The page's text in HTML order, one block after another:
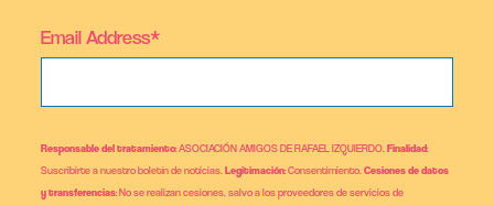
Email Address*
Responsable del tratamiento: ASOCIACIÓN AMIGOS DE RAFAEL IZQUIERDO.Finalidad:
Suscribirte a nuestro boletín de noticias.Legitimación: Consentimiento.Cesiones de datos
y transferencias: No se realizan cesiones, salvo a los proveedores de servicios de